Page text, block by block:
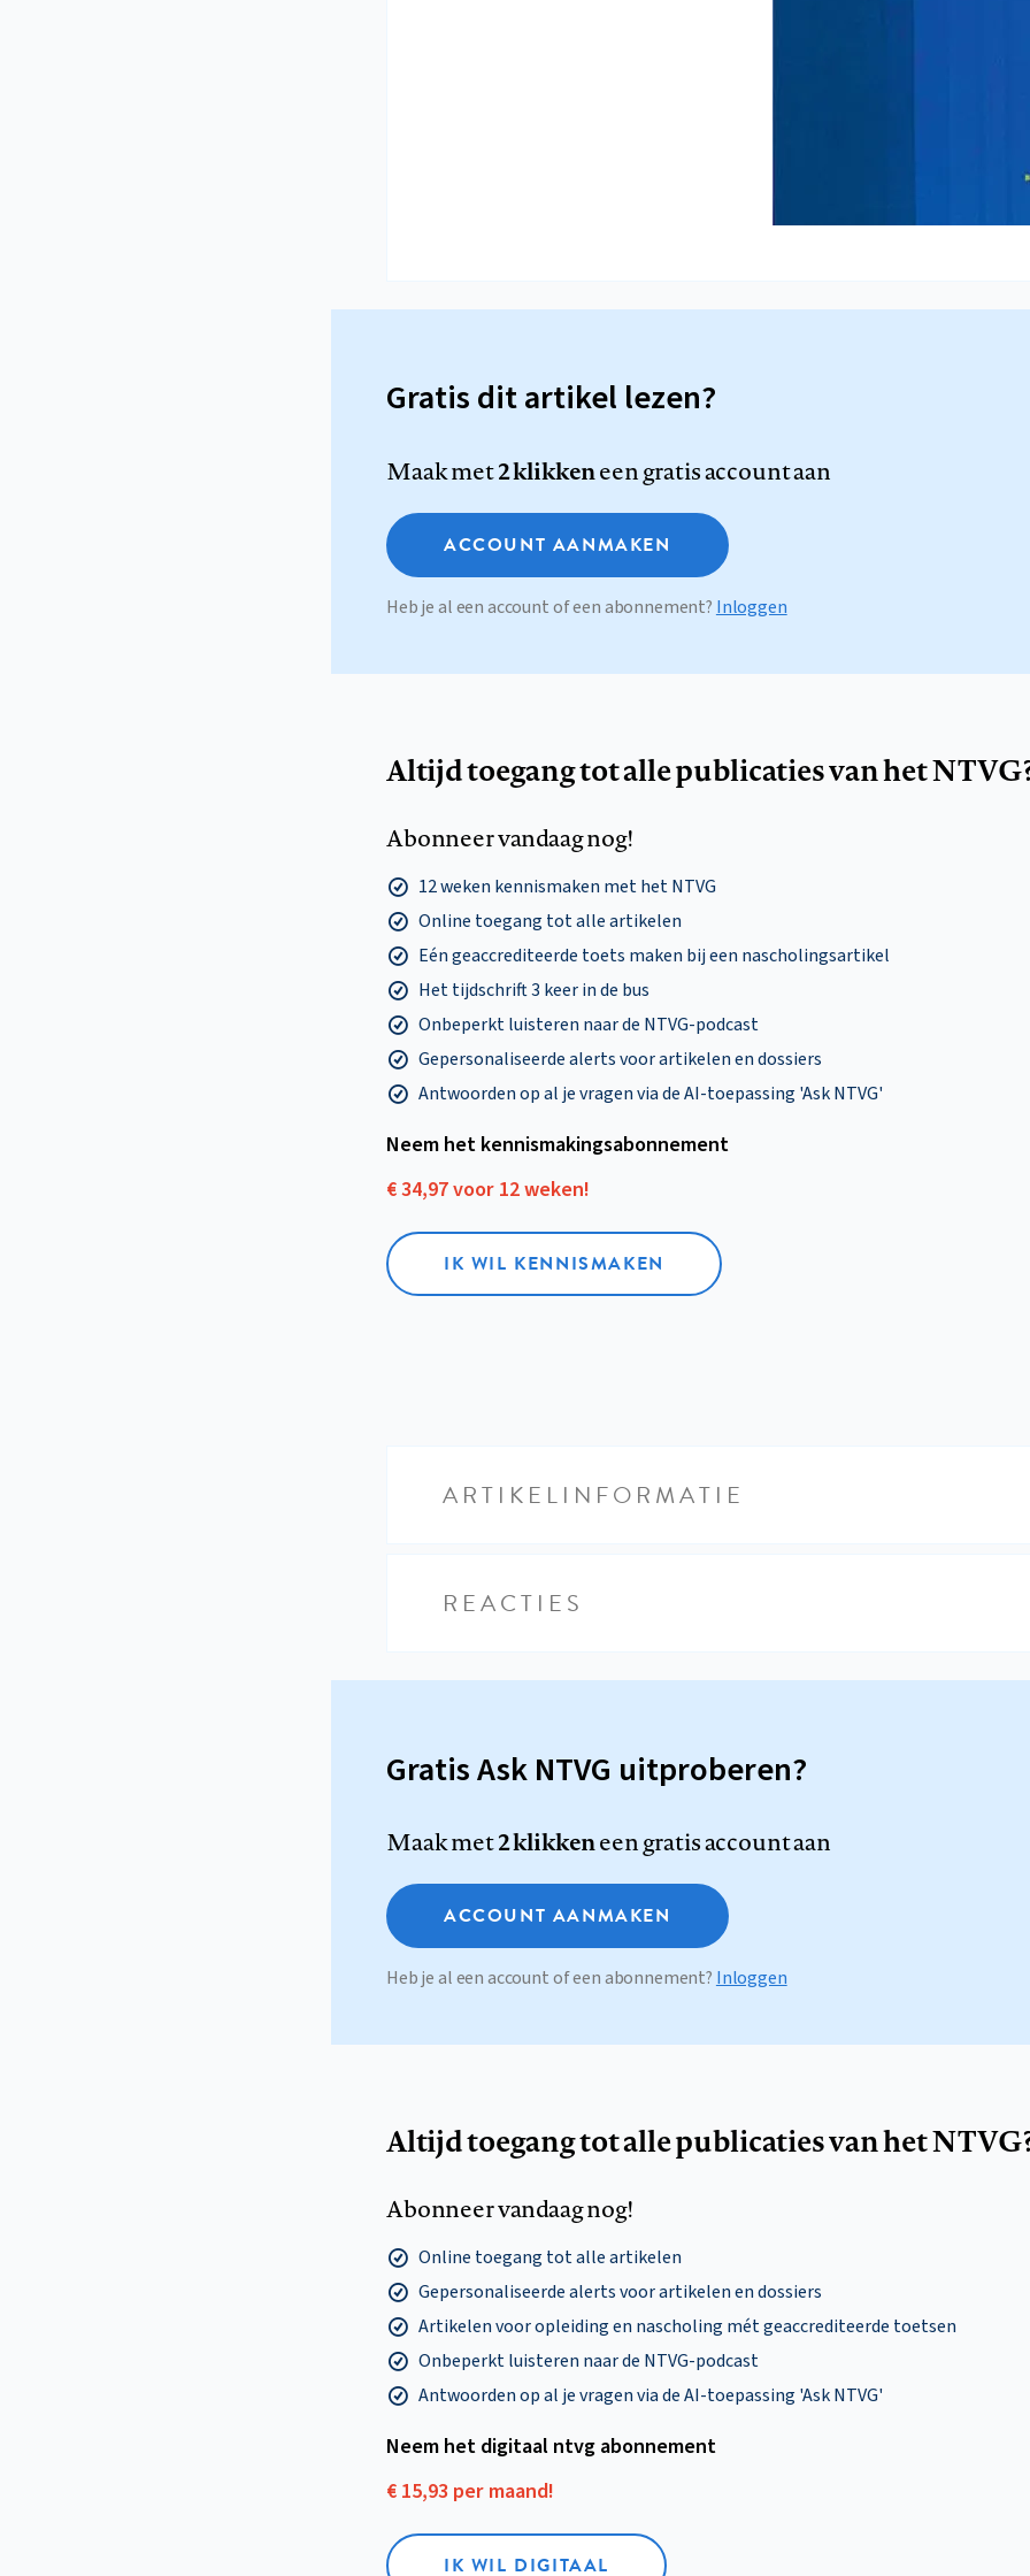
Gratis dit artikel lezen?
Maak met2 klikkeneen gratis account aan
ACCOUNT AANMAKEN
Heb je al een account of een abonnement? Inloggen
Altijd toegang tot alle publicaties van het
Abonneer vandaag nog!
12 weken kennismaken met het NTVG
Online toegang tot alle artikelen
Eén geaccrediteerde toets maken bij een nascholingsartikel
Het tijdschrift 3 keer in de bus
Onbeperkt luisteren naar de NTVG-podcast
Gepersonaliseerde alerts voor artikelen en dossiers
Antwoorden op al je vragen via de AI-toepassing 'Ask NTVG'
Neem het kennismakings­abonnement
€ 34,97 voor 12 weken!
IK WIL KENNISMAKEN
ARTIKELINFORMATIE
REACTIES
Gratis Ask NTVG uitproberen?
Maak met2 klikkeneen gratis account aan
ACCOUNT AANMAKEN
Heb je al een account of een abonnement? Inloggen
Altijd toegang tot alle publicaties van het
Abonneer vandaag nog!
Online toegang tot alle artikelen
Gepersonaliseerde alerts voor artikelen en dossiers
Artikelen voor opleiding en nascholing mét geaccrediteerde toetsen
Onbeperkt luisteren naar de NTVG-podcast
Antwoorden op al je vragen via de AI-toepassing 'Ask NTVG'
Neem het digitaal ntvg abonnement
€ 15,93 per maand!
IK WIL DIGITAAL